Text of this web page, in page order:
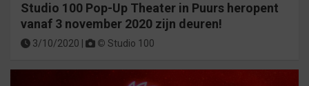
Studio 100 Pop-Up Theater in Puurs heropent
vanaf 3 november 2020 zijn deuren!
3/10/2020 | © Studio 100